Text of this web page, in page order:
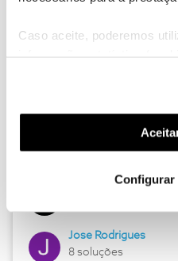
Caso aceite, poderemos
funcionalidades (cookies
funcionalidade) e adaptar
(cookies de publicidade
utilização dos cookies
Configurar
Hall of Fame
Jose Rodrigues
8 soluções